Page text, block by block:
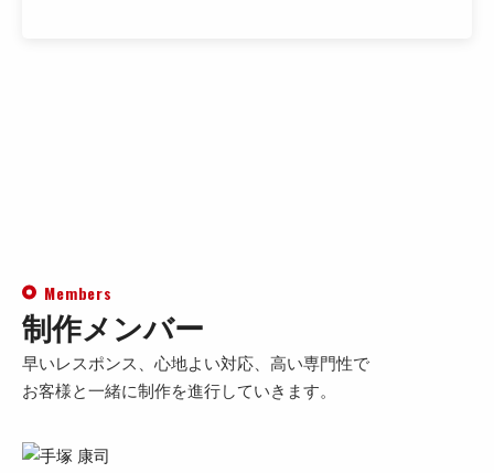
Members
制作メンバー
早いレスポンス、心地よい対応、高い専門性で
お客様と一緒に制作を進行していきます。